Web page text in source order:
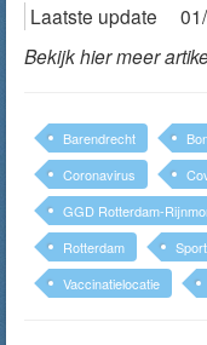
Laatste update
Bekijk hier meer
Barendrecht
Coronavirus
GGD Rotterdam-
Rotterdam
Vaccinatielocatie